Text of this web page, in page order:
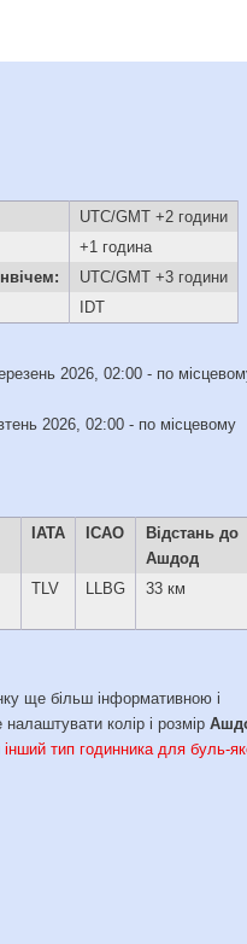
UTC/GMT +2 години
+1 година
UTC/GMT +3 години
IDT
2026, 02:00 - по
2026, 02:00 - по місцевому
IATA ICAO
Відстань до
Ашдод
TLV LLBG 33 км
ще більш інформативною і
колір і розмір
інший тип годинника для буль-